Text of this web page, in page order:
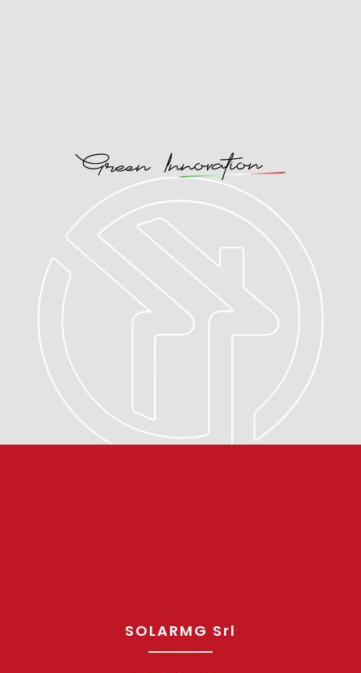
SOLARMG Srl